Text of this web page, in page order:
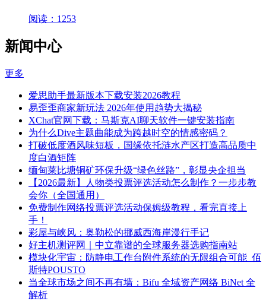
阅读：1253
新闻中心
更多
爱思助手最新版本下载安装2026教程
易歪歪商家新玩法 2026年使用趋势大揭秘
XChat官网下载：马斯克AI聊天软件一键安装指南
为什么Dive主题曲能成为跨越时空的情感密码？
打破低度酒风味短板，国缘依托涟水产区打造高品质中
度白酒矩阵
缅甸莱比塘铜矿环保升级“绿色丝路”，彰显央企担当
【2026最新】人物类投票评选活动怎么制作？一步步教
会你（全国通用）
免费制作网络投票评选活动保姆级教程，看完直接上
手！
彩屋与峡风：奥勒松的挪威西海岸漫行手记
好主机测评网｜中立靠谱的全球服务器选购指南站
模块化宇宙：防静电工作台附件系统的无限组合可能_佰
斯特POUSTO
当全球市场之间不再有墙：Bifu 全域资产网络 BiNet 全
解析